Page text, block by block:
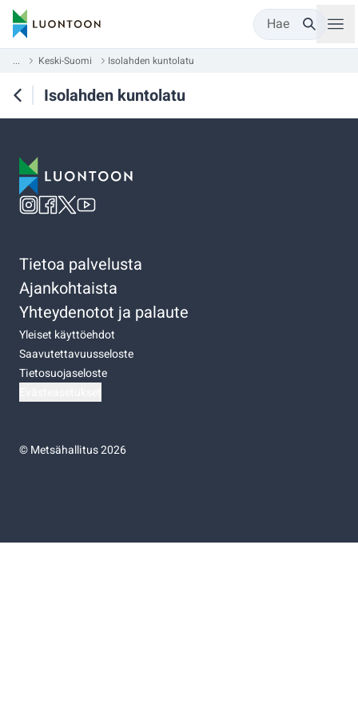
Hae
... Keski-Suomi Isolahden kuntolatu
Isolahden kuntolatu
Tietoa palvelusta
Ajankohtaista
Yhteydenotot ja palaute
Yleiset käyttöehdot
Saavutettavuusseloste
Tietosuojaseloste
©Metsähallitus 2026